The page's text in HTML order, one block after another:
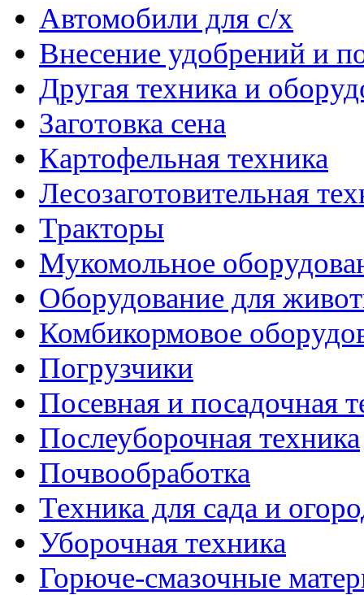
Автомобили для с/х
Внесение удобрений и
Другая техника и
Заготовка сена
Картофельная техника
Лесозаготовительная
Тракторы
Мукомольное
Оборудование для
Комбикормовое
Погрузчики
Посевная и посадочная
Послеуборочная техника
Почвообработка
Техника для сада и
Уборочная техника
Горюче-смазочные